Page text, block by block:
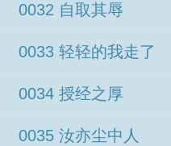
0032 自取其辱
0033 轻轻的我走了
0034 授经之厚
0035 汝亦尘中人